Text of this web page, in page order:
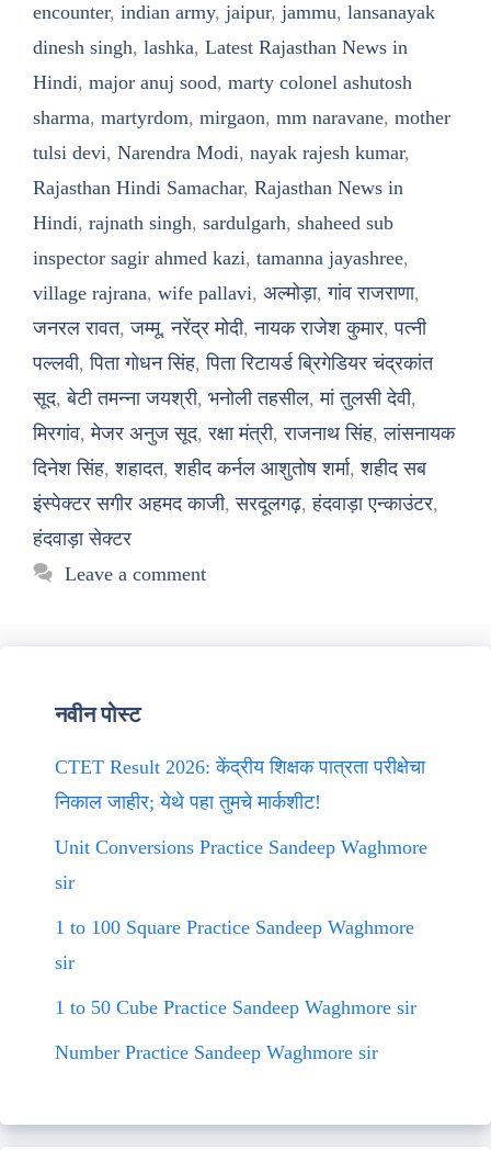
encounter, indian army, jaipur, jammu, lansanayak
dinesh singh, lashka, Latest Rajasthan News in
Hindi, major anuj sood, marty colonel ashutosh
sharma, martyrdom, mirgaon, mm naravane, mother
tulsi devi, Narendra Modi, nayak rajesh kumar,
Rajasthan Hindi Samachar, Rajasthan News in
Hindi, rajnath singh, sardulgarh, shaheed sub
inspector sagir ahmed kazi, tamanna jayashree,
village rajrana, wife pallavi, अल्मोड़ा,गांव राजराणा,
जनरल रावत,जम्मू,नरेंद्र मोदी,नायक राजेश कुमार,पत्नी
पल्लवी,पिता गोधन सिंह,पिता रिटायर्ड ब्रिगेडियर चंद्रकांत
सूद,बेटी तमन्ना जयश्री, भनोली तहसील,मां तुलसी देवी,
मिरगांव,मेजर अनुज सूद,रक्षा मंत्री,राजनाथ सिंह,लांसनायक
दिनेश सिंह,शहादत,शहीद कर्नल आशुतोष शर्मा,शहीद सब
इंस्पेक्टर सगीर अहमद काजी,सरदूलगढ़,हंदवाड़ा एन्काउंटर,
हंदवाड़ा सेक्टर
Leave a comment
नवीन पोस्ट
CTET Result 2026: केंद्रीय शिक्षक पात्रता परीक्षेचा
निकाल जाहीर; येथे पहा तुमचे मार्कशीट!
Unit Conversions Practice Sandeep Waghmore
sir
1 to 100 Square Practice Sandeep Waghmore
sir
1 to 50 Cube Practice Sandeep Waghmore sir
Number Practice Sandeep Waghmore sir